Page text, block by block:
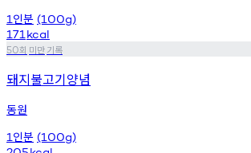
1 인분 (100g)
171 kcal
50회 미만기록
돼지불고기양념
동원
1 인분 (100g)